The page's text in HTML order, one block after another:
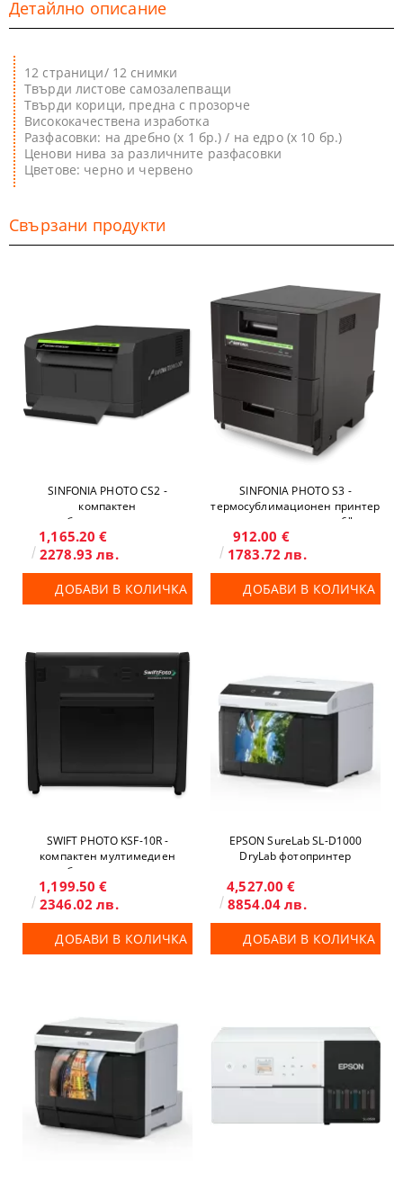
Детайлно описание
12 страници/ 12 снимки
Твърди листове самозалепващи
Твърди корици, предна с прозорче
Висококачествена изработка
Разфасовки: на дребно (х 1 бр.) / на едро (х 10 бр.)
Ценови нива за различните разфасовки
Цветове: черно и червено
Свързани продукти
SINFONIA PHOTO CS2 -
компактен
термосублимационен принтер
6"
1,165.20 €
2278.93 лв.
ДОБАВИ В КОЛИЧКА
SINFONIA PHOTO S3 -
термосублимационен принтер
с голям капацитет 6"
912.00 €
1783.72 лв.
ДОБАВИ В КОЛИЧКА
SWIFT PHOTO KSF-10R -
компактен мултимедиен
термосублимационен принтер
6"
1,199.50 €
2346.02 лв.
ДОБАВИ В КОЛИЧКА
EPSON SureLab SL-D1000
DryLab фотопринтер
4,527.00 €
8854.04 лв.
ДОБАВИ В КОЛИЧКА